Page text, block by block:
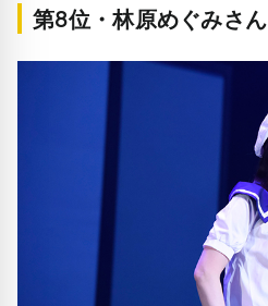
第8位・林原めぐみさん